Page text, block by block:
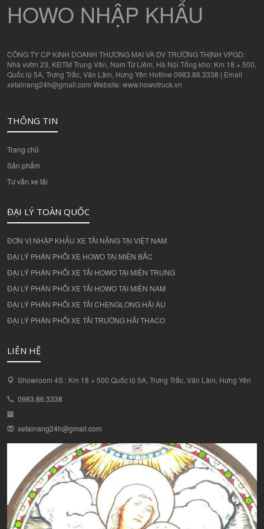
HOWO NHẬP KHẨU
CÔNG TY CP KINH DOANH THƯƠNG MẠI VÀ DV TRƯỜNG THỊNH VPGD:
Nhà vườn 23, KĐTM Trung Văn, Nam Từ Liêm, Hà Nội Tổng kho: Km 18 + 500,
Quốc lộ 5A, Trưng Trắc, Văn Lâm, Hưng Yên Hotline 0983.86.3338 | Email
xetainang24h@gmail.com Website: www.howotruck.vn
THÔNG TIN
Trang chủ
Sản phẩm
Tư vấn xe tải
ĐẠI LÝ TOÀN QUỐC
ĐƠN VỊ NHẬP KHẨU XE TẢI NẶNG TẠI VIỆT NAM
ĐẠI LÝ PHÂN PHỐI XE HOWO TẠI MIỀN BẮC
ĐẠI LÝ PHÂN PHỐI XE TẢI HOWO TẠI MIỀN TRUNG
ĐẠI LÝ PHÂN PHỐI XE TẢI HOWO TẠI MIỀN NAM
ĐẠI LÝ PHÂN PHỐI XE TẢI CHENGLONG HẢI ÂU
ĐẠI LÝ PHÂN PHỐI XE TẢI TRƯỜNG HẢI THACO
LIÊN HỆ
Showroom 4S : Km 18 + 500 Quốc lộ 5A, Trưng Trắc, Văn Lâm, Hưng Yên
0983.86.3338
xetainang24h@gmail.com